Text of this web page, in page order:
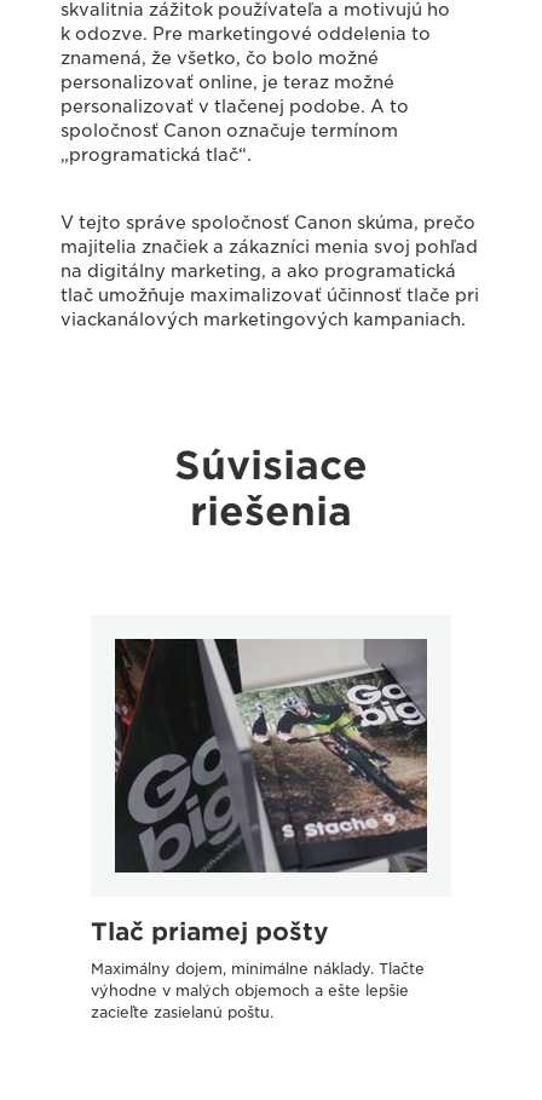
skvalitnia zážitok používateľa a motivujú ho
k odozve. Pre marketingové oddelenia to
znamená, že všetko, čo bolo možné
personalizovať online, je teraz možné
personalizovať v tlačenej podobe. A to
spoločnosť Canon označuje termínom
„programatická tlač“.
V tejto správe spoločnosť Canon skúma, prečo
majitelia značiek a zákazníci menia svoj pohľad
na digitálny marketing, a ako programatická
tlač umožňuje maximalizovať účinnosť tlače pri
viackanálových marketingových kampaniach.
Súvisiace
riešenia
Tlač priamej pošty
Maximálny dojem, minimálne náklady. Tlačte
výhodne v malých objemoch a ešte lepšie
zacieľte zasielanú poštu.